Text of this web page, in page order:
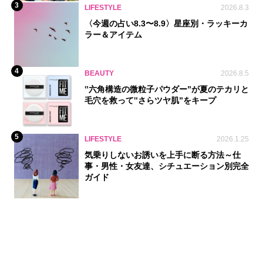
3 LIFESTYLE 2026.8.3
〈今週の占い8.3〜8.9〉星座別・ラッキーカ
ラー＆アイテム
4 BEAUTY 2026.8.5
‟六角構造の微粒子パウダー”が夏のテカリと
毛穴を救って‟さらツヤ肌”をキープ
5 LIFESTYLE 2026.1.25
気乗りしないお誘いを上手に断る方法～仕
事・男性・女友達、シチュエーション別完全
ガイド